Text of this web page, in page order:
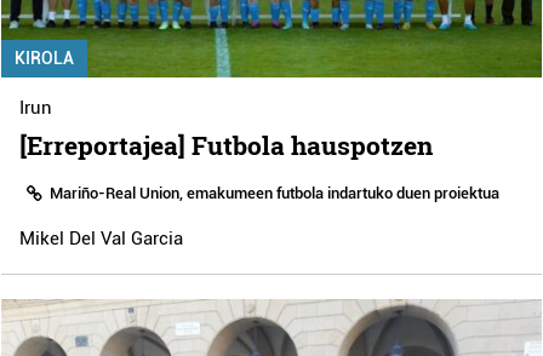
KIROLA
Irun
[Erreportajea] Futbola hauspotzen
Mariño-Real Union, emakumeen futbola indartuko duen proiektua
Mikel Del Val Garcia